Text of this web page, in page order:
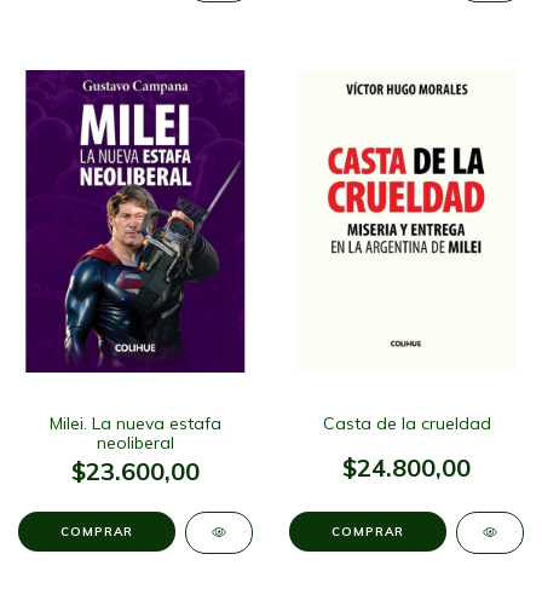
Milei. La nueva estafa
neoliberal
$23.600,00
Casta de la crueldad
$24.800,00